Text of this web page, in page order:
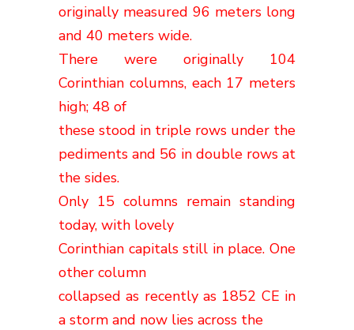
originally measured 96 meters long
and 40 meters wide.
There were originally 104
Corinthian columns, each 17 meters
high; 48 of
these stood in triple rows under the
pediments and 56 in double rows at
the sides.
Only 15 columns remain standing
today, with lovely
Corinthian capitals still in place. One
other column
collapsed as recently as 1852 CE in
a storm and now lies across the